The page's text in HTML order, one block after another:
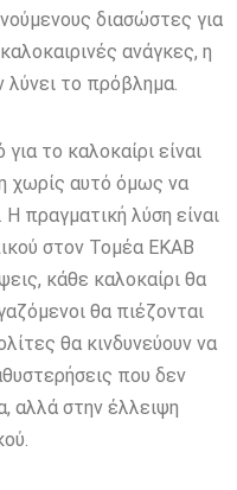
διασώστες για
ανάγκες, η
το πρόβλημα.
το καλοκαίρι είναι
χωρίς αυτό όμως να
Η πραγματική λύση είναι
στον Τομέα ΕΚΑΒ
κάθε καλοκαίρι θα
θα πιέζονται
θα κινδυνεύουν να
που δεν
αλλά στην έλλειψη